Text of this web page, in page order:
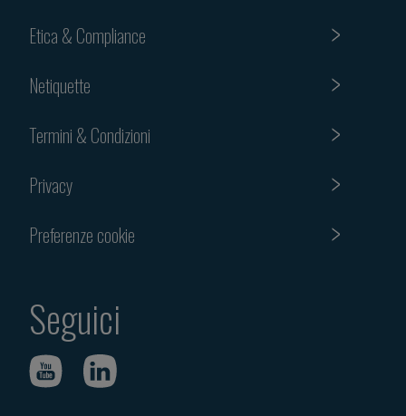
Etica & Compliance
Netiquette
Termini & Condizioni
Privacy
Preferenze cookie
Seguici